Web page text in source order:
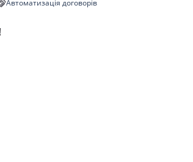
Автоматизація договорів